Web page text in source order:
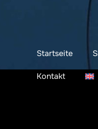
Startseite
Kontakt